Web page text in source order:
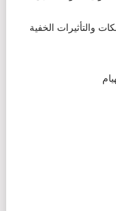
والتأثيرات الخفية